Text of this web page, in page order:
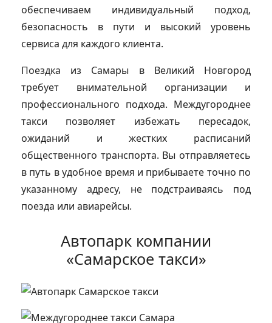
обеспечиваем индивидуальный подход,
безопасность в пути и высокий уровень
сервиса для каждого клиента.
Поездка из Самары в Великий Новгород
требует внимательной организации и
профессионального подхода. Междугороднее
такси позволяет избежать пересадок,
ожиданий и жестких расписаний
общественного транспорта. Вы отправляетесь
в путь в удобное время и прибываете точно по
указанному адресу, не подстраиваясь под
поезда или авиарейсы.
Автопарк компании
«Самарское такси»